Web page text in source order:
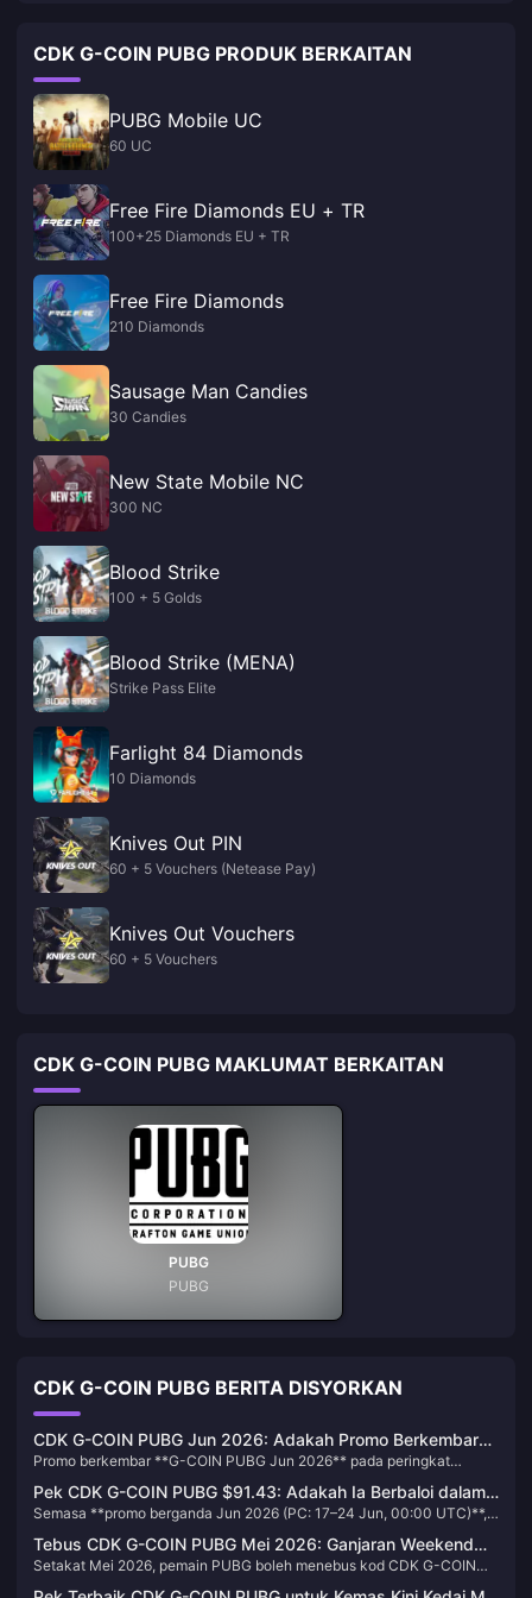
CDK G-COIN PUBG PRODUK BERKAITAN
PUBG Mobile UC
60 UC
Free Fire Diamonds EU + TR
100+25 Diamonds EU + TR
Free Fire Diamonds
210 Diamonds
Sausage Man Candies
30 Candies
New State Mobile NC
300 NC
Blood Strike
100 + 5 Golds
Blood Strike (MENA)
Strike Pass Elite
Farlight 84 Diamonds
10 Diamonds
Knives Out PIN
60 + 5 Vouchers (Netease Pay)
Knives Out Vouchers
60 + 5 Vouchers
CDK G-COIN PUBG MAKLUMAT BERKAITAN
PUBG
PUBG
CDK G-COIN PUBG BERITA DISYORKAN
CDK G-COIN PUBG Jun 2026: Adakah Promo Berkembar
$91.43 Ini Benar-benar Berbaloi?
Promo berkembar **G-COIN PUBG Jun 2026** pada peringkat
5,600 bonus — yang bersamaan dengan kira-kira **122.5 G-COIN
setiap USD**, salah satu kadar kos setiap syiling yang paling berbaloi
tahun ini. Syiling bonus tersebut menggandakan jumlah perolehan
anda dan menurunkan kos setiap syiling dengan ketara berbanding
setiap peringkat tambah nilai kecil.
Pek CDK G-COIN PUBG $91.43: Adakah Ia Berbaloi dalam
Promo Berganda Jun 2026?
Semasa **promo berganda Jun 2026 (PC: 17–24 Jun, 00:00 UTC)**,
dikenakan pada jumlah syiling penuh — menjadikan pek **11,200 G-
COIN** mencapai kadar efektif **122.5 G-COIN bagi setiap USD**,
kira-kira **70% lebih murah daripada harga Steam $156.20** untuk
Tebus CDK G-COIN PUBG Mei 2026: Ganjaran Weekend
Drops, Kod Aktif & Data ROI Sebenar
Setakat Mei 2026, pemain PUBG boleh menebus kod CDK G-COIN